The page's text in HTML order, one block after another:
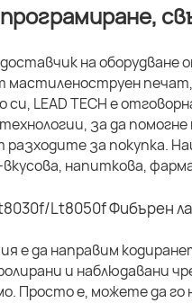
доставчик на
мастиленоструен
си, LEAD TECH е
за да
разходите за покупка.
напиткова,
е да направим
и наблюдавани
Просто е, можете да го